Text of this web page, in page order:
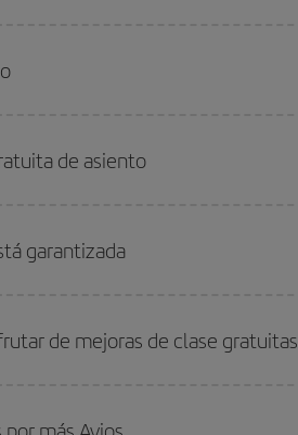
de asiento
garantizada
de mejoras de clase gratuitas